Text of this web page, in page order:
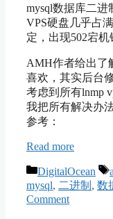
mysql数据库二进
VPS硬盘几乎占
定，出现502宕机
AMH作者给出了
喜欢，其实后台
考虑到所有lnmp
我把所有解决办
参考：
Read more
Categories
DigitalOcean
mysql, 二进制 , 数
Comment